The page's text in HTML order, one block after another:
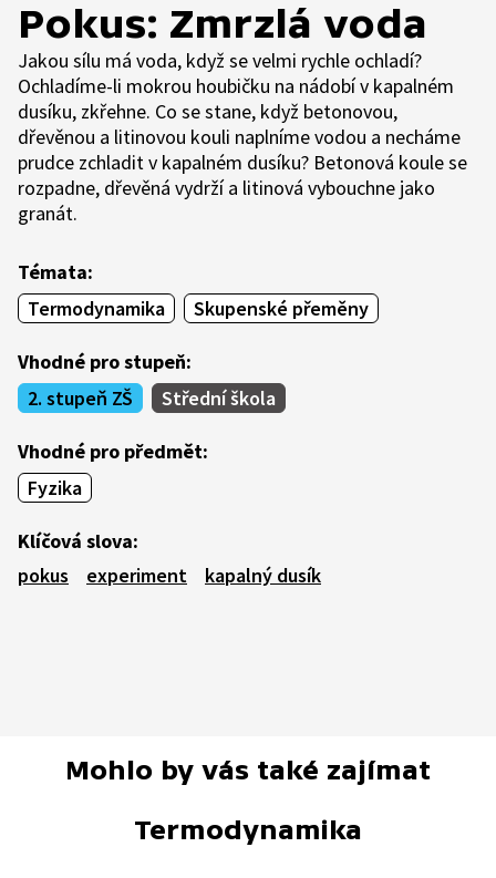
Pokus: Zmrzlá voda
Jakou sílu má voda, když se velmi rychle ochladí?
Ochladíme-li mokrou houbičku na nádobí v kapalném
dusíku, zkřehne. Co se stane, když betonovou,
dřevěnou a litinovou kouli naplníme vodou a necháme
prudce zchladit v kapalném dusíku? Betonová koule se
rozpadne, dřevěná vydrží a litinová vybouchne jako
granát.
Témata:
Termodynamika
Skupenské přeměny
Vhodné pro stupeň:
2. stupeň ZŠ
Střední škola
Vhodné pro předmět:
Fyzika
Klíčová slova:
pokus
experiment kapalný dusík
Mohlo by vás také zajímat
Termodynamika